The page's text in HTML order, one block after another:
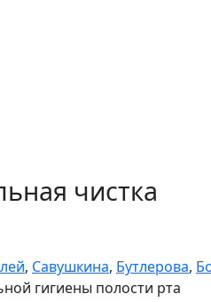
чиcтка
, Савушкина, Бутлерова,
гигиены полости рта